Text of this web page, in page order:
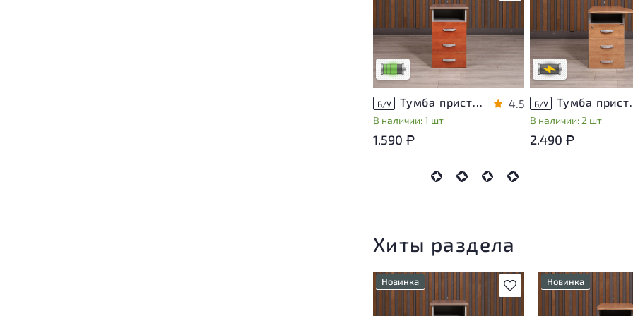
У товара присутствуют
незначительные следы
эксплуатации, не влияющие
на удобство его
использования
Низкая степень износа
Б/У Тумба приставная Berlin ДСП Орех Россия
В наличии: 1 шт
4.5
1.590 Р
Степень износа
стадии проверки. Вы
уточнить
информацию у
магазина
В обработке
Б/У Тумба
В наличии: 2 шт
2.490 Р
Хиты раздела
В избранное
Новинка
У товара присутствуют
незначительные следы
Новинка
Степень износа
стадии проверки.